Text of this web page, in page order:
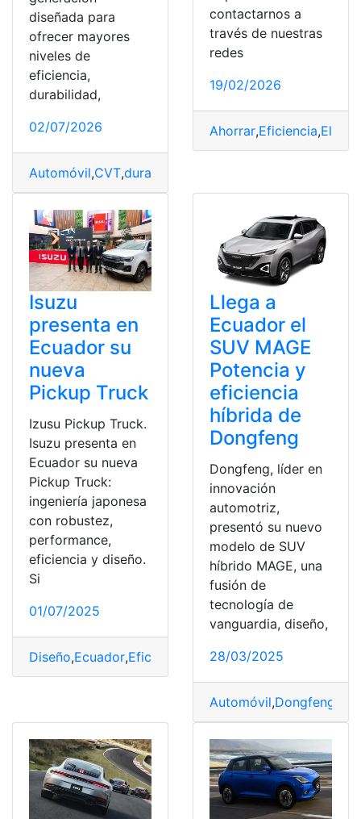
diseñada para
ofrecer mayores
niveles de
eficiencia,
durabilidad,
02/07/2026
Automóvil,CVT,durabilidad
contactarnos a
través de nuestras
redes
19/02/2026
Ahorrar,Eficiencia,
Isuzu
presenta en
Ecuador su
nueva
Pickup Truck
Izusu Pickup Truck.
Isuzu presenta en
Ecuador su nueva
Pickup Truck:
ingeniería japonesa
con robustez,
performance,
eficiencia y diseño.
Si
01/07/2025
Diseño,Ecuador,Eficiencia Ingeniería,ISUZU
Llega a
Ecuador el
SUV MAGE
Potencia y
eficiencia
híbrida de
Dongfeng
Dongfeng, líder en
innovación
automotriz,
presentó su nuevo
modelo de SUV
híbrido MAGE, una
fusión de
tecnología de
vanguardia, diseño,
28/03/2025
Automóvil,Dongfeng